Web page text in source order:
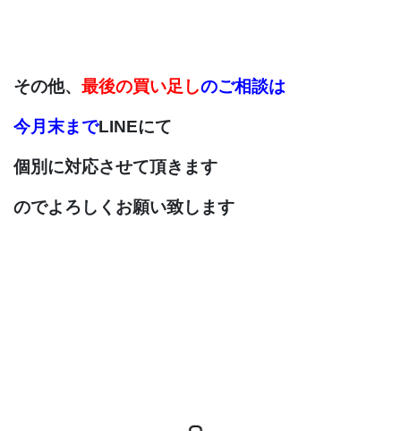
その他、 最後の買い足しのご相談は
今月末までLINEにて
個別に対応させて頂きます
のでよろしくお願い致します